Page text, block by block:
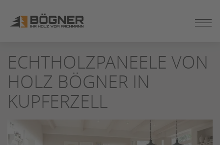
SEITENINHALT
SPRINGEN
ECHTHOLZPANEELE VON
HOLZ BÖGNER IN
KUPFERZELL